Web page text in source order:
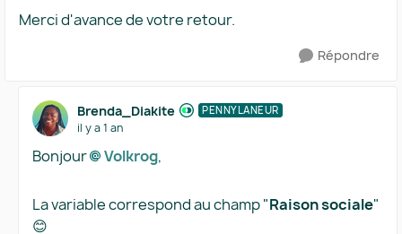
Merci d'avance de votre retour.
Répondre
Brenda_Diakite PENNYLANEUR
il y a 1 an
Bonjour Volkrog​,
La variable correspond au champ "Raison sociale"
😊